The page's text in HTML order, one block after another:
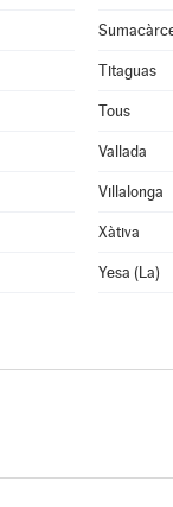
Titaguas
Tous
Vallada
Villalonga
Xàtiva
Yesa (La)